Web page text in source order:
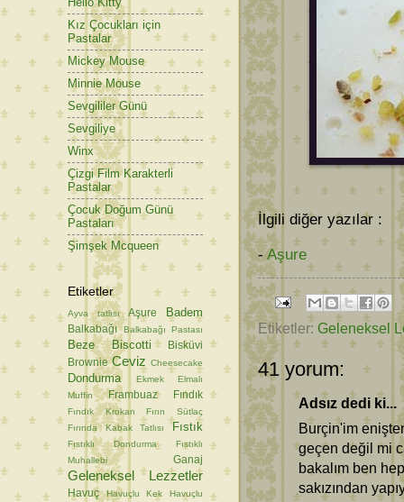
İlgili diğer yazılar :
-Aşure
Etiketler: Geleneksel
41 yorum:
Adsız dedi ki...
Burçin'im
geçen değil mi
bakalım ben
sakızından
Kız Çocukları için
Pastalar
Mickey Mouse
Minnie Mouse
Sevgililer Günü
Sevgiliye
Winx
Çizgi Film Karakterli
Pastalar
Çocuk Doğum Günü
Pastaları
Şimşek Mcqueen
Etiketler
Ayva tatlısı Aşure Badem
Balkabağı Balkabağı Pastası
Beze Biscotti
Bisküvi
Brownie Ceviz Cheesecake
Dondurma Ekmek
Elmalı
Muffin
Frambuaz Fındık
Fındık Krokan
Fırın Sütlaç
Fırında Kabak Tatlısı
Fıstık
Fıstıklı Dondurma
Fıstıklı
Muhallebi
Ganaj
Geleneksel Lezzetler
Havuç Havuçlu Kek
Havuçlu